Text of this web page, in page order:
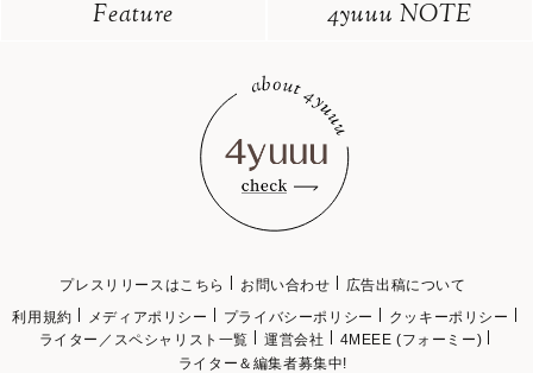
Feature
4yuuu NOTE
プレスリリースはこちら お問い合わせ
広告出稿について
利用規約
メディアポリシー プライバシーポリシー
クッキーポリシー
ライター／スペシャリスト一覧
運営会社
4MEEE (フォーミー)
ライター＆編集者募集中!